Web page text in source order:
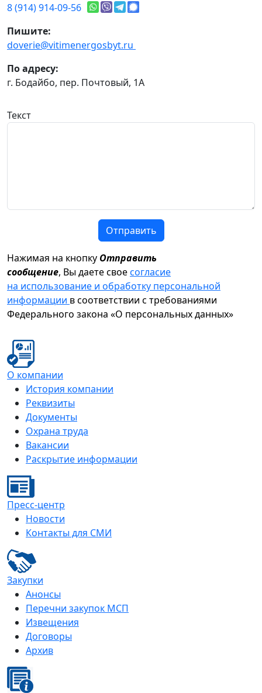
8 (914) 914-09-56
Пишите:
doverie@vitimenergosbyt.ru
По адресу:
г. Бодайбо, пер. Почтовый, 1А
Текст
Отправить
Нажимая на кнопку Отправить
сообщение, Вы даете своесогласие
на использование и обработку персональной
информации в соответствии с требованиями
Федерального закона «О персональных данных»
О компании
История компании
Реквизиты
Документы
Охрана труда
Вакансии
Раскрытие информации
Пресс-центр
Новости
Контакты для СМИ
Закупки
Анонсы
Перечни закупок МСП
Извещения
Договоры
Архив